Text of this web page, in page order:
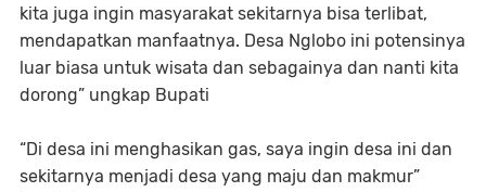
kita juga ingin masyarakat sekitarnya bisa terlibat,
mendapatkan manfaatnya. Desa Nglobo ini potensinya
luar biasa untuk wisata dan sebagainya dan nanti kita
dorong” ungkap Bupati
“Di desa ini menghasikan gas, saya ingin desa ini dan
sekitarnya menjadi desa yang maju dan makmur”